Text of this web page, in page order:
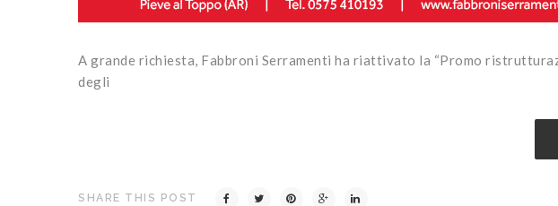
A grande richiesta, Fabbroni Serramenti ha riattivato la “Promo
degli
SHARE THIS POST